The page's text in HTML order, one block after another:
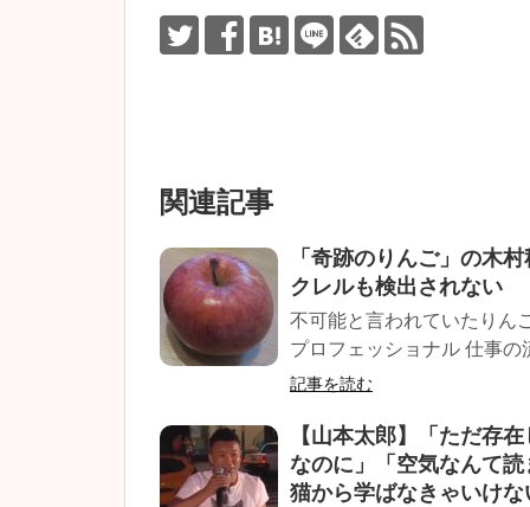
関連記事
「奇跡のりんご」の木
クレルも検出されない
不可能と言われていたりん
プロフェッショナル 仕事
記事を読む
【山本太郎】「ただ存
なのに」「空気なんて
猫から学ばなきゃいけ